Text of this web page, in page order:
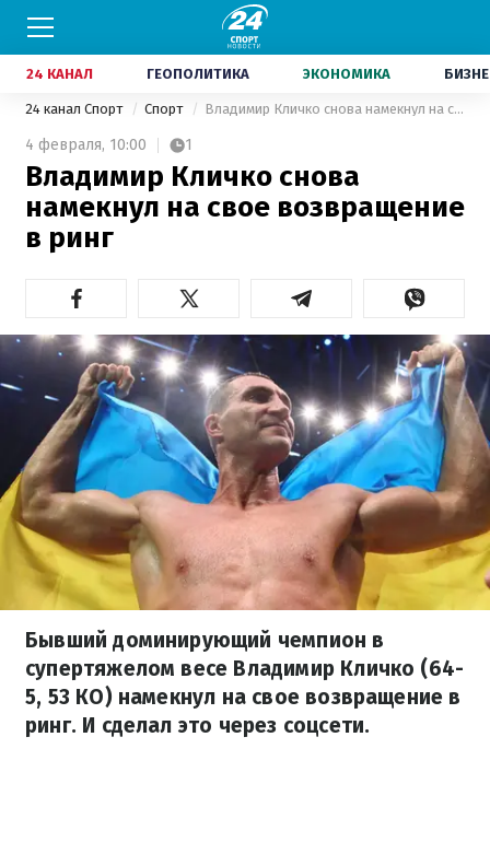
24 КАНАЛ ГЕОПОЛИТИКА ЭКОНОМИКА
24 канал Спорт Спорт Владимир Кличко снова намекнул на свое возвращение в ринг
4 февраля, 10:00 1
Владимир Кличко снова
намекнул на свое возвращение
в ринг
Бывший доминирующий чемпион в
супертяжелом весе Владимир Кличко (64-
5, 53 КО) намекнул на свое возвращение в
ринг. И сделал это через соцсети.